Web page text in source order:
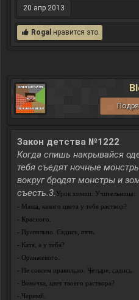
20 апр 2013
Rogal нравится это.
Закон детства №1222
Когда спишь накрывайся
тебя съедят ночные
вокруг бродят монстры и
съесть.3. Урок химии. Учительница:
- Маша, какого цвета у тебя раствор?
- Красного.
- Правильно. Садись, пять.
- Катя, а у тебя?
- Оранжевого.
- Не совсем правильно. Четыре, садись.
- Вовочка, цвет твоего раствора?
- Черный.